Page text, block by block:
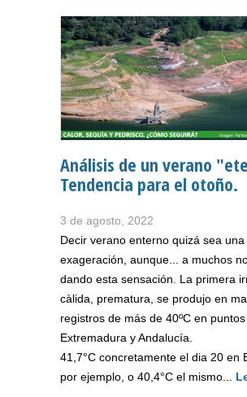
Análisis de un verano
Tendencia para el otoño.
3 de agosto, 2022
Decir verano enterno quizá sea una
exageración, aunque... a muchos
dando esta sensación. La primera
càlida, prematura, se produjo en
registros de más de 40ºC en
Extremadura y Andalucía.
41,7°C concretamente el dia 20 en
por ejemplo, o 40,4°C el mismo...